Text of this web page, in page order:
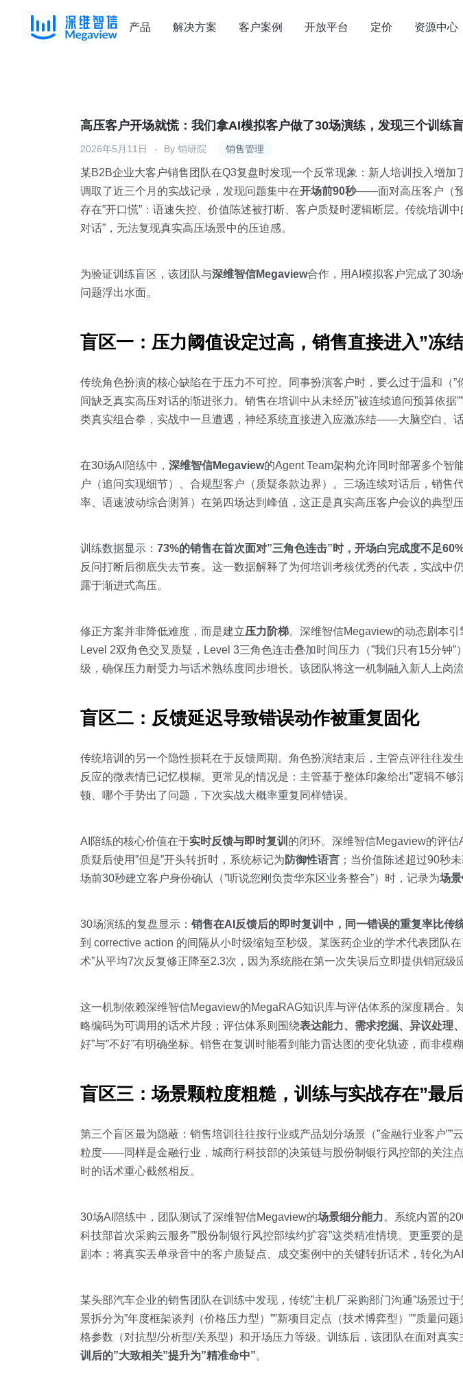
产品 解决方案 客户案例 开放平台 定价 资源中心
销售管理
高压客户开场就慌：我们拿AI模拟客户做了30场演练，发现三个训练
2026年5月11日 By 销研院
某B2B企业大客户销售团队在Q3复盘时发现一个反常现象：新人培训投入增加
调取了近三个月的实战记录，发现问题集中在开场前90秒——面对高压客户（预
存在”开口慌”：语速失控、价值陈述被打断、客户质疑时逻辑断层。传统培训
对话”，无法复现真实高压场景中的压迫感。
为验证训练盲区，该团队与深维智信Megaview合作，用AI模拟客户完成了30
问题浮出水面。
盲区一：压力阈值设定过高，销售直接进入”冻
传统角色扮演的核心缺陷在于压力不可控。同事扮演客户时，要么过于温和（”
间缺乏真实高压对话的渐进张力。销售在培训中从未经历”被连续追问预算依据
类真实组合拳，实战中一旦遭遇，神经系统直接进入应激冻结——大脑空白、话
在30场AI陪练中， 深维智信Megaview的Agent Team架构允许同时部署多个智
户（追问实现细节）、合规型客户（质疑条款边界）。三场连续对话后，销售
率、语速波动综合测算）在第四场达到峰值，这正是真实高压客户会议的典型压
训练数据显示： 73%的销售在首次面对”三角色连击”时，开场白完成度不足
反问打断后彻底失去节奏。这一数据解释了为何培训考核优秀的代表，实战中
露于渐进式高压。
修正方案并非降低难度，而是建立压力阶梯。深维智信Megaview的动态剧本引
Level 2双角色交叉质疑，Level 3三角色连击叠加时间压力（”我们只有15分钟
级，确保压力耐受力与话术熟练度同步增长。该团队将这一机制融入新人上岗流
盲区二：反馈延迟导致错误动作被重复固化
传统培训的另一个隐性损耗在于反馈周期。角色扮演结束后，主管点评往往发
反应的微表情已记忆模糊。更常见的情况是：主管基于整体印象给出”逻辑不
顿、哪个手势出了问题，下次实战大概率重复同样错误。
AI陪练的核心价值在于实时反馈与即时复训 的闭环。深维智信Megaview的评
质疑后使用”但是”开头转折时，系统标记为 防御性语言 ；当价值陈述超过90秒
场前30秒建立客户身份确认（”听说您刚负责华东区业务整合”）时，记录为场
30场演练的复盘显示： 销售在AI反馈后的即时复训中，同一错误的重复率比传
到 corrective action 的间隔从小时级缩短至秒级。某医药企业的学术代表团队
术”从平均7次反复修正降至2.3次，因为系统能在第一次失误后立即提供销冠级
这一机制依赖深维智信Megaview的MegaRAG知识库与评估体系的深度耦合
略编码为可调用的话术片段；评估体系则围绕表达能力、需求挖掘、异议处理
好”与”不好”有明确坐标。销售在复训时能看到能力雷达图的变化轨迹，而非模糊
盲区三：场景颗粒度粗糙，训练与实战存在”最
第三个盲区最为隐蔽：销售培训往往按行业或产品划分场景（”金融行业客户””
粒度——同样是金融行业，城商行科技部的决策链与股份制银行风控部的关注
时的话术重心截然相反。
30场AI陪练中，团队测试了深维智信Megaview的场景细分能力。系统内置的
科技部首次采购云服务””股份制银行风控部续约扩容”这类精准情境。更重要
剧本：将真实丢单录音中的客户质疑点、成交案例中的关键转折话术，转化为AI
某头部汽车企业的销售团队在训练中发现，传统”主机厂采购部门沟通”场景过
景拆分为”年度框架谈判（价格压力型）””新项目定点（技术博弈型）””质量问
格参数（对抗型/分析型/关系型）和开场压力等级。训练后，该团队在面对真实
训后的”大致相关”提升为”精准命中”。